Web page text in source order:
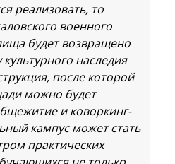
реализовать, то
военного
будет возвращено
наследия
после которой
можно будет
и коворкинг-
кампус может стать
практических